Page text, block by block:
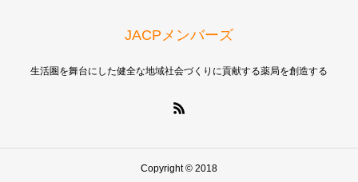
JACPメンバーズ
生活圏を舞台にした健全な地域社会づくりに貢献する薬局を創造する
Copyright © 2018